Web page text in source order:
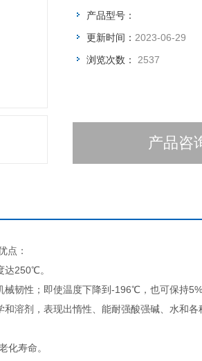
产品型号：
更新时间： 2023-06-29
浏览次数： 2537
产品咨
点：
250℃。
韧性；即使温度下降到-196℃，也可保持5%
溶剂，表现出惰性、能耐强酸强碱、水和各
寿命。